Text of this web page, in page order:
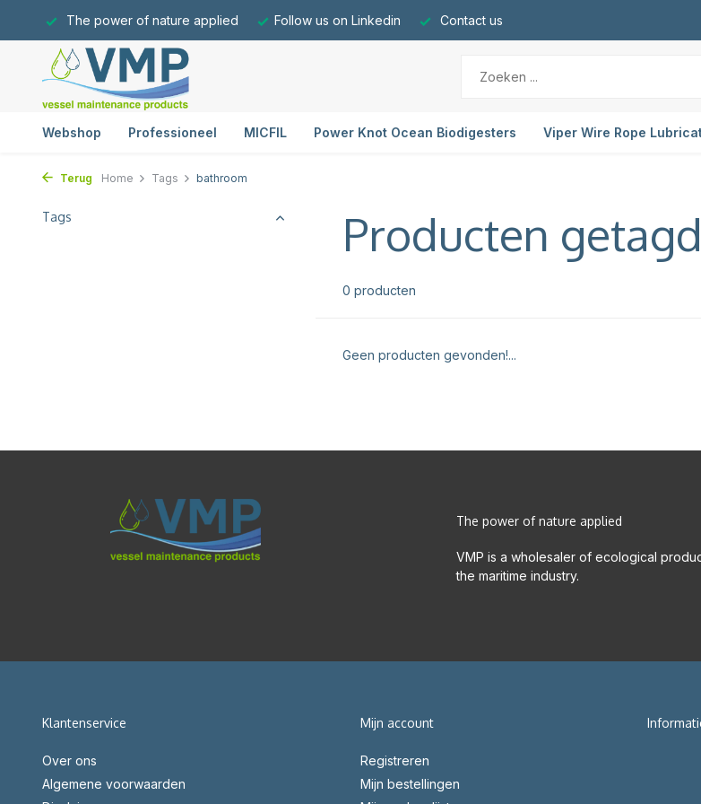
The power of nature applied Follow us on Linkedin Contact us
Webshop Professioneel MICFIL Power Knot Ocean Biodigesters Viper Wire Rope
Terug Home Tags bathroom
Tags Producten
0 producten
Geen producten gevonden!...
The power of nature applied
VMP is a wholesaler of ecological
the maritime industry.
Klantenservice
Over ons
Algemene voorwaarden
Mijn account
Registreren
Mijn bestellingen